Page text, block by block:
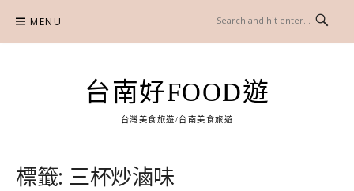
content
MENU
台南好FOOD遊
台灣美食旅遊/台南美食旅遊
標籤: 三杯炒滷味